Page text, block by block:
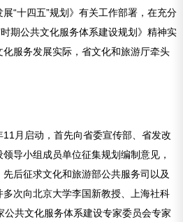
“十四五”规划》有关工作部署，在充分
时期公共文化服务体系建设规划》精神实
服务发展实际，省文化和旅游厅牵头
11月启动，首先向省委宣传部、省发改
导小组成员单位征集规划编制意见，
后征求文化和旅游部公共服务司以及
次向北京大学李国新教授、上海社科
公共文化服务体系建设专家委员会专家